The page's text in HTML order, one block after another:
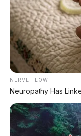
*STOK
TECHNICAL
SPEEDO
Comprehensive
NERVE FLOW
Neuropathy Has